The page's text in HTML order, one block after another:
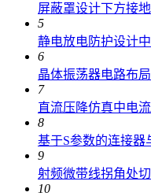
屏蔽罩设计下方接
5
静电放电防护设计
6
晶体振荡器电路布
7
直流压降仿真中电
8
基于S参数的连接器
9
射频微带线拐角处
10